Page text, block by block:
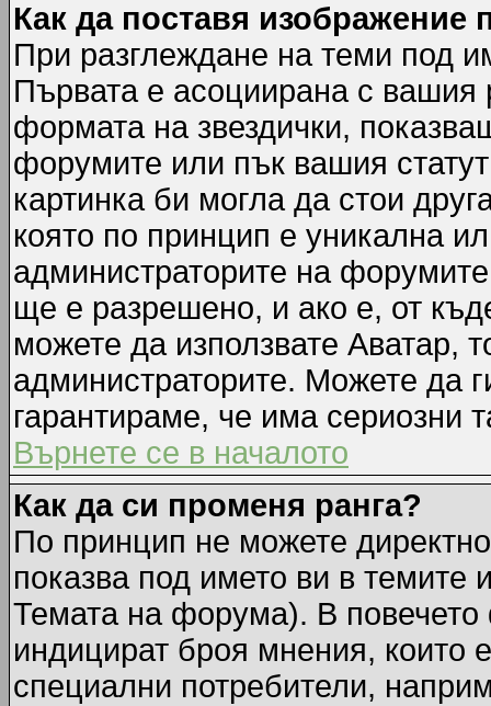
Как да поставя изображение
При разглеждане на теми под
Първата е асоциирана с вашия
формата на звездички,
форумите или пък вашия
картинка би могла да стои
която по принцип е уникална
администраторите на
ще е разрешено, и ако е, от
можете да използвате Аватар,
администраторите. Можете да
гарантираме, че има сериозни
Върнете се в началото
Как да си променя ранга?
По принцип не можете
показва под името ви в темите
Темата на форума). В повечето
индицират броя мнения, които
специални потребители,